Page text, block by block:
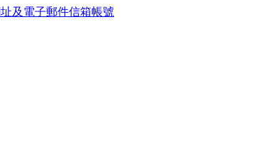
及電子郵件信箱帳號